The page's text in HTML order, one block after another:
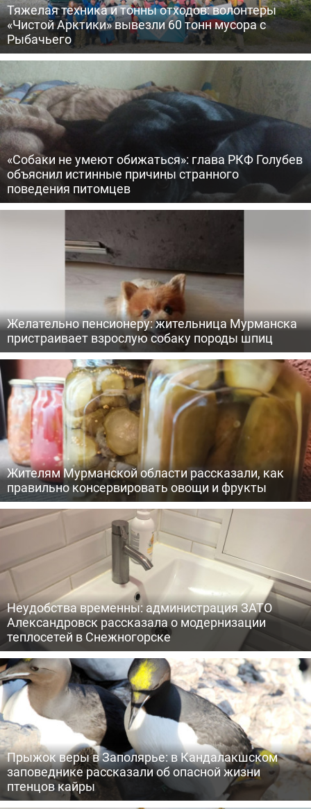
Тяжелая техника и тонны отходов: волонтеры
«Чистой Арктики» вывезли 60 тонн мусора с
Рыбачьего
«Собаки не умеют обижаться»: глава РКФ Голубев
объяснил истинные причины странного
поведения питомцев
Желательно пенсионеру: жительница Мурманска
пристраивает взрослую собаку породы шпиц
Жителям Мурманской области рассказали, как
правильно консервировать овощи и фрукты
Неудобства временны: администрация ЗАТО
Александровск рассказала о модернизации
теплосетей в Снежногорске
Прыжок веры в Заполярье: в Кандалакшском
заповеднике рассказали об опасной жизни
птенцов кайры